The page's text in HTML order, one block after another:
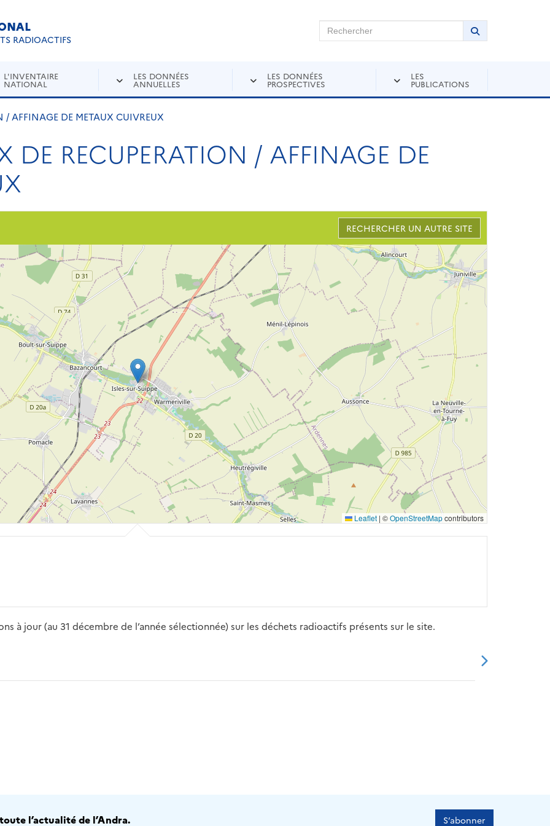
RADIOACTIFS
Rechercher sur Andra Inventaire Rechercher
Lancer la
L'INVENTAIRE
NATIONAL
LES DONNÉES
ANNUELLES
LES DONNÉES
PROSPECTIVES
LES
PUBLICATIONS
/ AFFINAGE DE METAUX CUIVREUX
DE RECUPERATION / AFFINAGE DE
RECHERCHER UN AUTRE SITE
Leaflet | ©OpenStreetMapcontributors
à jour (au 31 décembre de l’année sélectionnée) sur les déchets radioactifs présents sur le site.
l’actualité de l’Andra. S’abonner